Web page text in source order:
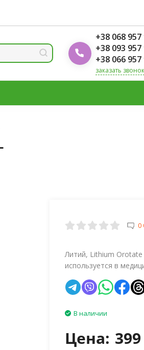
+38 068 957
+38 093 957
+38 066 957
заказать звонок
0
Литий, Lithium
используется в
В наличии
Цена: